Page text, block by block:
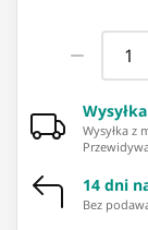
Wysyłka z
14 dni
Bez